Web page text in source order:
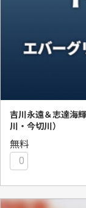
吉川永遠＆志達海
川・今切川）
無料
0